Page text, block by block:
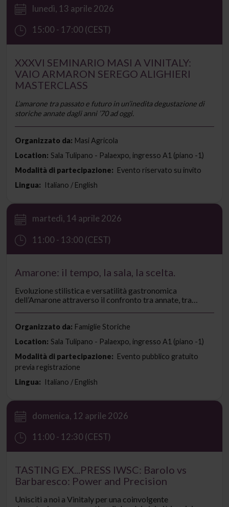
lunedì, 13 aprile 2026
15:00 - 17:00 (CEST)
XXXVI SEMINARIO MASI A VINITALY:
VAIO ARMARON SEREGO ALIGHIERI
MASTERCLASS
L’amarone tra passato e futuro in un’inedita degustazione di
storiche annate dagli anni ’70 ad oggi.
Organizzato da: Masi Agricola
Location: Sala Tulipano - Palaexpo, ingresso A1 (piano -1)
Modalità di partecipazione: Evento riservato su invito
Lingua: Italiano / English
martedì, 14 aprile 2026
11:00 - 13:00 (CEST)
Amarone: il tempo, la sala, la scelta.
Evoluzione stilistica e versatilità gastronomica
dell’Amarone attraverso il confronto tra annate, tra
Organizzato da: Famiglie Storiche
Location: Sala Tulipano - Palaexpo, ingresso A1 (piano -1)
Modalità di partecipazione: Evento pubblico gratuito
previa registrazione
Lingua: Italiano / English
domenica, 12 aprile 2026
11:00 - 12:30 (CEST)
TASTING EX...PRESS IWSC: Barolo vs
Barbaresco: Power and Precision
Unisciti a noi a Vinitaly per una coinvolgente